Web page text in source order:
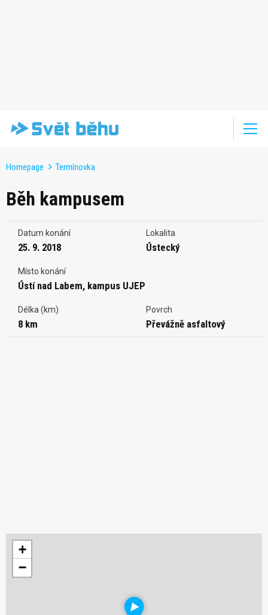
Homepage Termínovka
Běh kampusem
Datum konání
25. 9. 2018
Lokalita
Ústecký
Místo konání
Ústí nad Labem, kampus UJEP
Délka (km)
8 km
Povrch
Převážně asfaltový
+
−